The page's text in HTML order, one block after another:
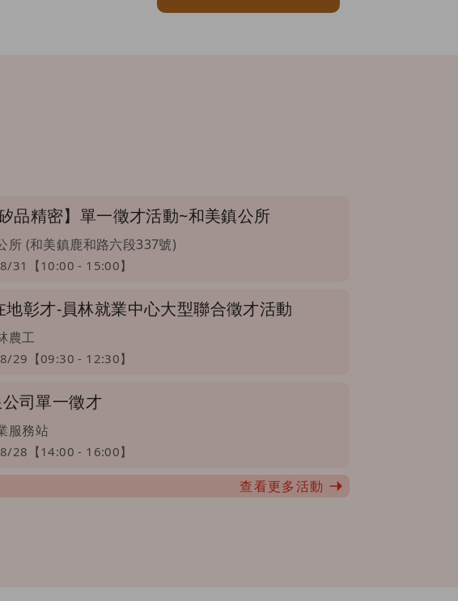
品精密】單一徵才活動~和美鎮公所
所 (和美鎮鹿和路六段337號)
【10:00 - 15:00】
彰才-員林就業中心大型聯合徵才活動
農工
【09:30 - 12:30】
司單一徵才
服務站
【14:00 - 16:00】
查看更多活動